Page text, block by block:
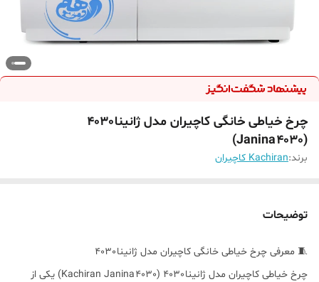
چرخ خیاطی خانگی کاچیران مدل ژانینا 4030
(Janina 4030)
برند:Kachiran کاچیران
توضیحات
🧵 معرفی چرخ خیاطی خانگی کاچیران مدل ژانینا 4030
چرخ خیاطی کاچیران مدل ژانینا 4030 (Kachiran Janina 4030) یکی از